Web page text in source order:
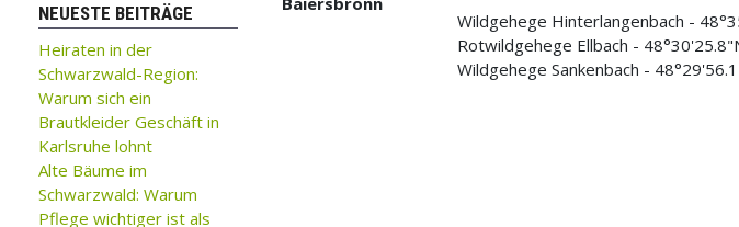
NEUESTE BEITRÄGE
Heiraten in der
Schwarzwald-Region:
Warum sich ein
Brautkleider Geschäft in
Karlsruhe lohnt
Alte Bäume im
Schwarzwald: Warum
Pflege wichtiger ist als
Wildgehege Hinterlangenbach -
Rotwildgehege Ellbach -
Wildgehege Sankenbach -